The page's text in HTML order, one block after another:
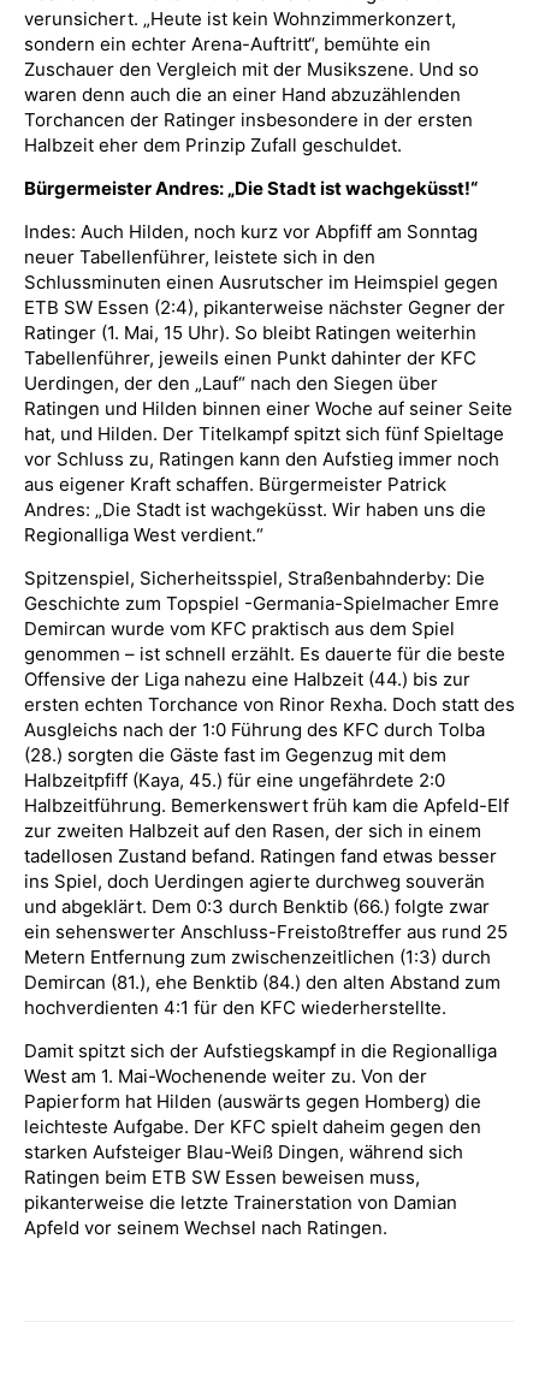
verunsichert. „Heute ist kein Wohnzimmerkonzert,
sondern ein echter Arena-Auftritt“, bemühte ein
Zuschauer den Vergleich mit der Musikszene. Und so
waren denn auch die an einer Hand abzuzählenden
Torchancen der Ratinger insbesondere in der ersten
Halbzeit eher dem Prinzip Zufall geschuldet.
Bürgermeister Andres: „Die Stadt ist wachgeküsst!“
Indes: Auch Hilden, noch kurz vor Abpfiff am Sonntag
neuer Tabellenführer, leistete sich in den
Schlussminuten einen Ausrutscher im Heimspiel gegen
ETB SW Essen (2:4), pikanterweise nächster Gegner der
Ratinger (1. Mai, 15 Uhr). So bleibt Ratingen weiterhin
Tabellenführer, jeweils einen Punkt dahinter der KFC
Uerdingen, der den „Lauf“ nach den Siegen über
Ratingen und Hilden binnen einer Woche auf seiner Seite
hat, und Hilden. Der Titelkampf spitzt sich fünf Spieltage
vor Schluss zu, Ratingen kann den Aufstieg immer noch
aus eigener Kraft schaffen. Bürgermeister Patrick
Andres: „Die Stadt ist wachgeküsst. Wir haben uns die
Regionalliga West verdient.“
Spitzenspiel, Sicherheitsspiel, Straßenbahnderby: Die
Geschichte zum Topspiel -Germania-Spielmacher Emre
Demircan wurde vom KFC praktisch aus dem Spiel
genommen – ist schnell erzählt. Es dauerte für die beste
Offensive der Liga nahezu eine Halbzeit (44.) bis zur
ersten echten Torchance von Rinor Rexha. Doch statt des
Ausgleichs nach der 1:0 Führung des KFC durch Tolba
(28.) sorgten die Gäste fast im Gegenzug mit dem
Halbzeitpfiff (Kaya, 45.) für eine ungefährdete 2:0
Halbzeitführung. Bemerkenswert früh kam die Apfeld-Elf
zur zweiten Halbzeit auf den Rasen, der sich in einem
tadellosen Zustand befand. Ratingen fand etwas besser
ins Spiel, doch Uerdingen agierte durchweg souverän
und abgeklärt. Dem 0:3 durch Benktib (66.) folgte zwar
ein sehenswerter Anschluss-Freistoßtreffer aus rund 25
Metern Entfernung zum zwischenzeitlichen (1:3) durch
Demircan (81.), ehe Benktib (84.) den alten Abstand zum
hochverdienten 4:1 für den KFC wiederherstellte.
Damit spitzt sich der Aufstiegskampf in die Regionalliga
West am 1. Mai-Wochenende weiter zu. Von der
Papierform hat Hilden (auswärts gegen Homberg) die
leichteste Aufgabe. Der KFC spielt daheim gegen den
starken Aufsteiger Blau-Weiß Dingen, während sich
Ratingen beim ETB SW Essen beweisen muss,
pikanterweise die letzte Trainerstation von Damian
Apfeld vor seinem Wechsel nach Ratingen.